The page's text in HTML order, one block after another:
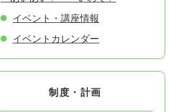
イベント・講座情報
イベントカレンダー
制度・計画